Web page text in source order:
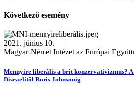
Következő esemény
2021. június 10.
Magyar-Német Intézet az Európai
Mennyire liberális a brit konzervativizmus?
Disraelitől Boris Johnsonig